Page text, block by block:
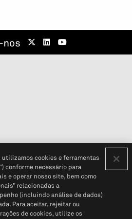
nos
Uso Aviso de Cookies
de privacidade do cliente (em inglês)
Pessoais© 2026 S&P Global
utilizamos cookies e ferramentas
conforme necessário para
e operar nosso site, bem como
relacionadas a
(incluindo análise de dados)
Para aceitar, rejeitar ou
de cookies, utilize os